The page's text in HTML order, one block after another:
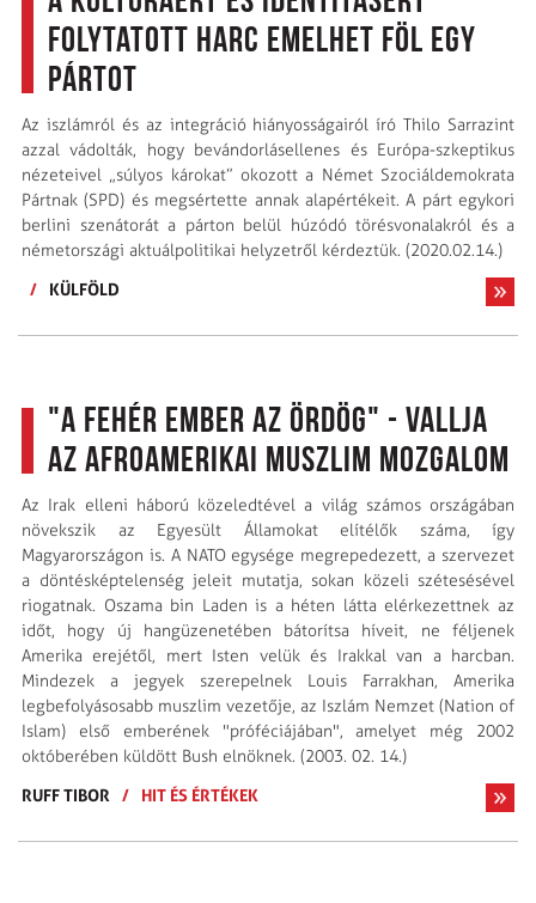
folytatott harc emelhet föl egy
pártot
Az iszlámról és az integráció hiányosságairól író Thilo Sarrazint
azzal vádolták, hogy bevándorlás­ellenes és Európa-szkeptikus
nézeteivel „súlyos károkat” okozott a Német Szociáldemokrata
Pártnak (SPD) és megsértette annak alapértékeit. A párt egykori
berlini szenátorát a párton belül húzódó törésvonalakról és a
németországi aktuálpolitikai helyzetről kérdeztük. (2020.02.14.)
/
KÜLFÖLD
"A fehér ember az Ördög" - vallja
az afroamerikai muszlim mozgalom
Az Irak elleni háború közeledtével a világ számos országában
növekszik az Egyesült Államokat elítélők száma, így
Magyarországon is. A NATO egysége megrepedezett, a szervezet
a döntésképtelenség jeleit mutatja, sokan közeli szétesésével
riogatnak. Oszama bin Laden is a héten látta elérkezettnek az
időt, hogy új hangüzenetében bátorítsa híveit, ne féljenek
Amerika erejétől, mert Isten velük és Irakkal van a harcban.
Mindezek a jegyek szerepelnek Louis Farrakhan, Amerika
legbefolyásosabb muszlim vezetője, az Iszlám Nemzet (Nation of
Islam) első emberének "próféciájában", amelyet még 2002
októberében küldött Bush elnöknek. (2003. 02. 14.)
RUFF TIBOR
/ HIT ÉS ÉRTÉKEK